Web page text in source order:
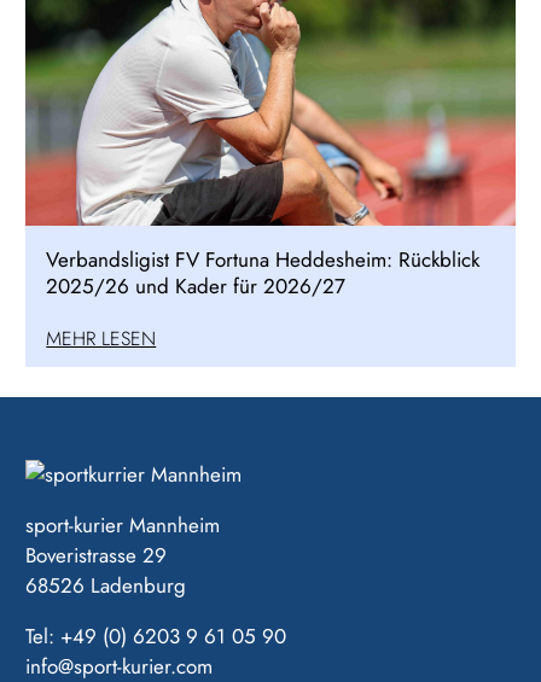
Verbandsligist FV Fortuna Heddesheim: Rückblick
2025/26 und Kader für 2026/27
MEHR LESEN
sport-kurier Mannheim
Boveristrasse 29
68526 Ladenburg
Tel: +49 (0) 6203 9 61 05 90
info@sport-kurier.com